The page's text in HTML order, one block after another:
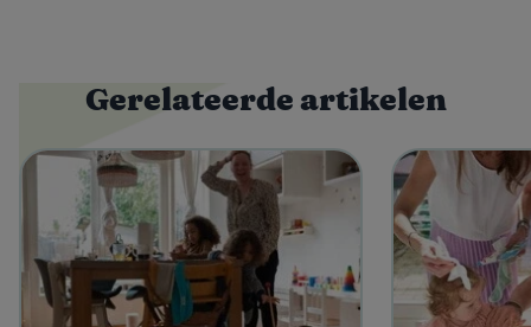
Gerelateerde artikelen